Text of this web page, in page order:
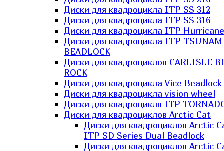
Диски для квадроцикла ITP SS 312
Диски для квадроцикла ITP SS 316
Диски для квадроцикла ITP Hurricane
Диски для квадроцикла ITP
BEADLOCK
Диски для квадроциклов CARLISLE
ROCK
Диски для квадроцикла Vice Beadlock
Диски для квадроцикла vision wheel
Диски для квадроциклв ITP
Диски для квадроциклов Arctic Cat
Диски для квадроциклов Arctic
ITP SD Series Dual Beadlock
Диски для квадроциклов Arctic